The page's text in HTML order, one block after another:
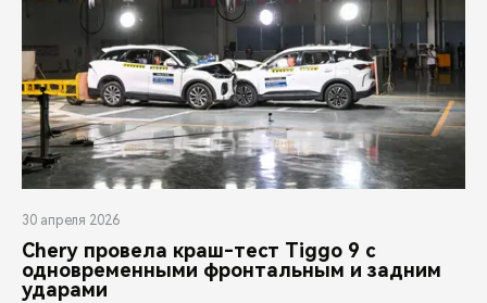
30 апреля 2026
Chery провела краш-тест Tiggo 9 с
одновременными фронтальным и задним
ударами